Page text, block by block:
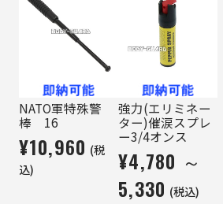
NATO軍特殊警
棒 16
¥10,960 (税
込)
強力(エリミネー
ター)催涙スプレ
ー3/4オンス
¥4,780 ～
5,330 (税込)